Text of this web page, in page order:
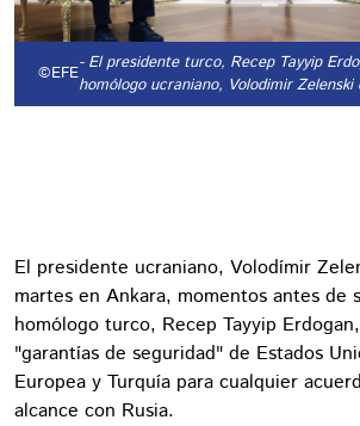
©EFE- El presidente turco, Recep Tayyip
homólogo ucraniano, Volodimir Zelenski
El presidente ucraniano, Volodímir
martes en Ankara, momentos antes de
homólogo turco, Recep Tayyip
"garantías de seguridad" de Estados
Europea y Turquía para cualquier
alcance con Rusia.